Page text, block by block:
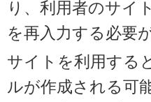
り、利用者のサイ
を再入力する必要
サイトを利用する
ルが作成される可